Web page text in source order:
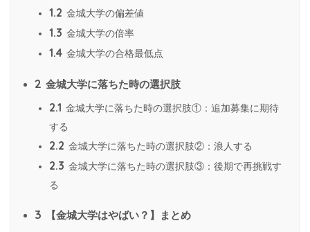
1.2 金城大学の偏差値
1.3 金城大学の倍率
1.4 金城大学の合格最低点
2 金城大学に落ちた時の選択肢
2.1 金城大学に落ちた時の選択肢①：追加募集に期待
する
2.2 金城大学に落ちた時の選択肢②：浪人する
2.3 金城大学に落ちた時の選択肢③：後期で再挑戦す
る
3 【金城大学はやばい？】まとめ